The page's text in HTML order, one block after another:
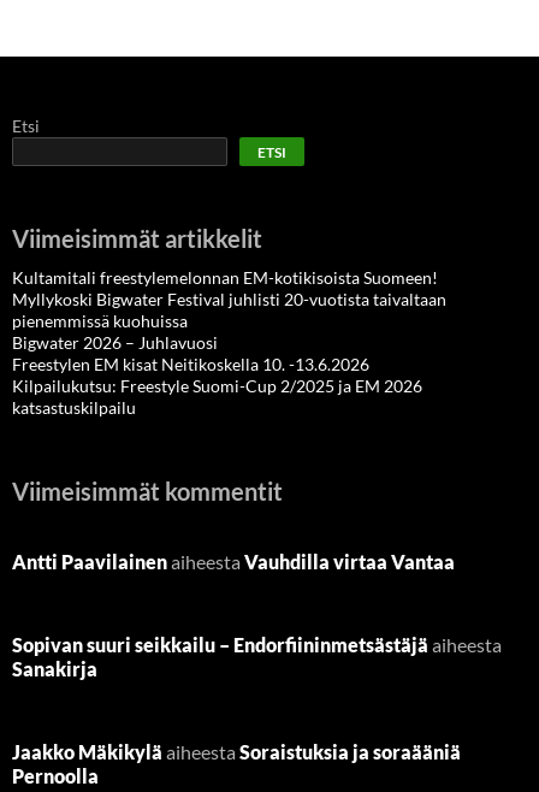
Etsi
ETSI
Viimeisimmät artikkelit
Kultamitali freestylemelonnan EM-kotikisoista Suomeen!
Myllykoski Bigwater Festival juhlisti 20-vuotista taivaltaan
pienemmissä kuohuissa
Bigwater 2026 – Juhlavuosi
Freestylen EM kisat Neitikoskella 10. -13.6.2026
Kilpailukutsu: Freestyle Suomi-Cup 2/2025 ja EM 2026
katsastuskilpailu
Viimeisimmät kommentit
Antti Paavilainenaiheesta Vauhdilla virtaa Vantaa
Sopivan suuri seikkailu – Endorfiininmetsästäjä aiheesta
Sanakirja
Jaakko Mäkikylä aiheesta Soraistuksia ja soraääniä
Pernoolla